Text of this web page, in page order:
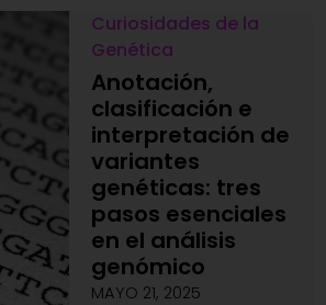
Curiosidades de la
Genética
Anotación,
clasificación e
interpretación de
variantes
genéticas: tres
pasos esenciales
en el análisis
genómico
MAYO 21, 2025